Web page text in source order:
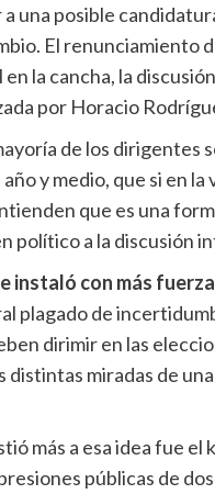
una posible
El renunciamiento
la cancha, la
por Horacio
de los dirigentes
y medio, que si en
que es una
político a la discusión
instaló con más
plagado de
dirimir en las
miradas de
más a esa idea fue
públicas de